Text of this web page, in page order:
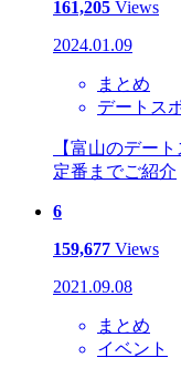
161,205 Views
2024.01.09
まとめ
デートス
【富山のデー
定番までご紹介
6
159,677 Views
2021.09.08
まとめ
イベント